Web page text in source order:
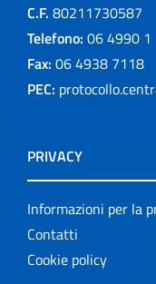
C.F. 80211730587
Telefono: 06 4990 1
Fax: 06 4938 7118
PEC:
PRIVACY
Informazioni per la
Contatti
Cookie policy